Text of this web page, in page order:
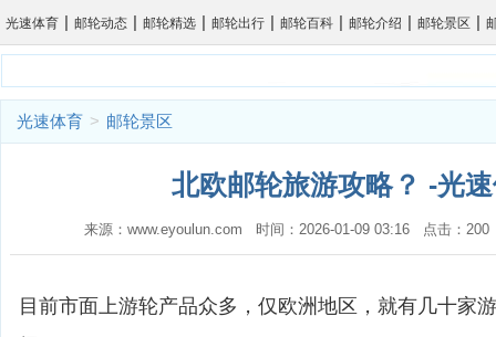
光速体育 | 邮轮动态 | 邮轮精选 | 邮轮出行 | 邮轮百科 | 邮轮介绍 | 邮轮景区 |
光速体育 > 邮轮景区
北欧邮轮旅游攻略？ -光
来源：www.eyoulun.com 时间：2026-01-09 03:16 点击：
目前市面上游轮产品众多，仅欧洲地区，就有几十家